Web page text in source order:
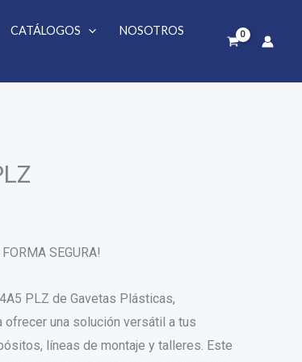
CATÁLOGOS
NOSOTROS
SEGURA!
PLZ de Gavetas Plásticas,
una solución versátil a tus
líneas de montaje y talleres. Este
PLZ